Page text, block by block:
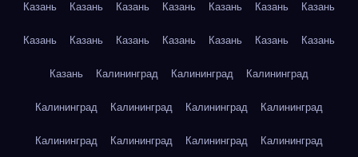
Казань Казань Казань Казань Казань Казань Казань
Казань Казань Казань Казань Казань Казань Казань
Казань Калининград Калининград Калининград
Калининград Калининград Калининград Калининград
Калининград Калининград Калининград Калининград